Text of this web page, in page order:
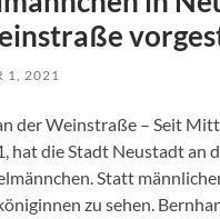
1, 2021
der Weinstraße – Seit
hat die Stadt Neustadt an
Statt
zu sehen.